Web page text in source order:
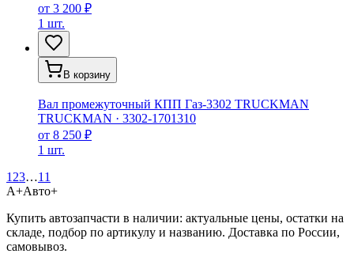
от 3 200 ₽
1 шт.
В корзину
Вал промежуточный КПП Газ-3302 TRUCKMAN
TRUCKMAN · 3302-1701310
от 8 250 ₽
1 шт.
1 23…11
А+Авто+
Купить автозапчасти в наличии: актуальные цены, остатки на
складе, подбор по артикулу и названию. Доставка по России,
самовывоз.